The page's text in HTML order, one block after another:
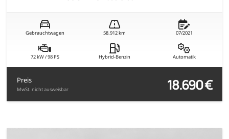
Gebrauchtwagen 58.912 km 07/2021
72 kW / 98 PS Hybrid-Benzin Automatik
Preis
MwSt. nicht ausweisbar 18.690 €